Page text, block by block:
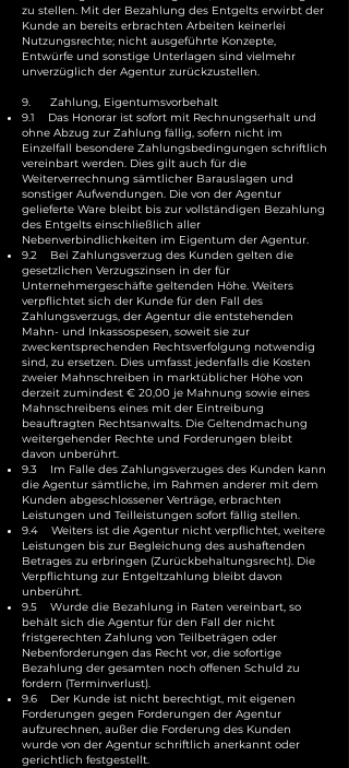
zu stellen. Mit der Bezahlung des Entgelts erwirbt der
Kunde an bereits erbrachten Arbeiten keinerlei
Nutzungsrechte; nicht ausgeführte Konzepte,
Entwürfe und sonstige Unterlagen sind vielmehr
unverzüglich der Agentur zurückzustellen.
9. Zahlung, Eigentumsvorbehalt
9.1 Das Honorar ist sofort mit Rechnungserhalt und
ohne Abzug zur Zahlung fällig, sofern nicht im
Einzelfall besondere Zahlungsbedingungen schriftlich
vereinbart werden. Dies gilt auch für die
Weiterverrechnung sämtlicher Barauslagen und
sonstiger Aufwendungen. Die von der Agentur
gelieferte Ware bleibt bis zur vollständigen Bezahlung
des Entgelts einschließlich aller
Nebenverbindlichkeiten im Eigentum der Agentur.
9.2 Bei Zahlungsverzug des Kunden gelten die
gesetzlichen Verzugszinsen in der für
Unternehmergeschäfte geltenden Höhe. Weiters
verpflichtet sich der Kunde für den Fall des
Zahlungsverzugs, der Agentur die entstehenden
Mahn- und Inkassospesen, soweit sie zur
zweckentsprechenden Rechtsverfolgung notwendig
sind, zu ersetzen. Dies umfasst jedenfalls die Kosten
zweier Mahnschreiben in marktüblicher Höhe von
derzeit zumindest € 20,00 je Mahnung sowie eines
Mahnschreibens eines mit der Eintreibung
beauftragten Rechtsanwalts. Die Geltendmachung
weitergehender Rechte und Forderungen bleibt
davon unberührt.
9.3 Im Falle des Zahlungsverzuges des Kunden kann
die Agentur sämtliche, im Rahmen anderer mit dem
Kunden abgeschlossener Verträge, erbrachten
Leistungen und Teilleistungen sofort fällig stellen.
9.4 Weiters ist die Agentur nicht verpflichtet, weitere
Leistungen bis zur Begleichung des aushaftenden
Betrages zu erbringen (Zurückbehaltungsrecht). Die
Verpflichtung zur Entgeltzahlung bleibt davon
unberührt.
9.5 Wurde die Bezahlung in Raten vereinbart, so
behält sich die Agentur für den Fall der nicht
fristgerechten Zahlung von Teilbeträgen oder
Nebenforderungen das Recht vor, die sofortige
Bezahlung der gesamten noch offenen Schuld zu
fordern (Terminverlust).
9.6 Der Kunde ist nicht berechtigt, mit eigenen
Forderungen gegen Forderungen der Agentur
aufzurechnen, außer die Forderung des Kunden
wurde von der Agentur schriftlich anerkannt oder
gerichtlich festgestellt.